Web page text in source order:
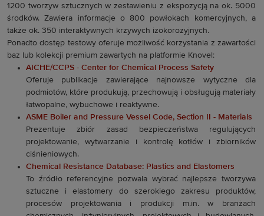
1200 tworzyw sztucznych w zestawieniu z ekspozycją na ok. 5000
środków. Zawiera informacje o 800 powłokach komercyjnych, a
także ok. 350 interaktywnych krzywych izokorozyjnych.
Ponadto dostęp testowy oferuje możliwość korzystania z zawartości
baz lub kolekcji premium zawartych na platformie Knovel:
AICHE/CCPS - Center for Chemical Process Safety
Oferuje publikacje zawierające najnowsze wytyczne dla
podmiotów, które produkują, przechowują i obsługują materiały
łatwopalne, wybuchowe i reaktywne.
ASME Boiler and Pressure Vessel Code, Section II - Materials
Prezentuje zbiór zasad bezpieczeństwa regulujących
projektowanie, wytwarzanie i kontrolę kotłów i zbiorników
ciśnieniowych.
Chemical Resistance Database: Plastics and Elastomers
To źródło referencyjne pozwala wybrać najlepsze tworzywa
sztuczne i elastomery do szerokiego zakresu produktów,
procesów projektowania i produkcji m.in. w branżach